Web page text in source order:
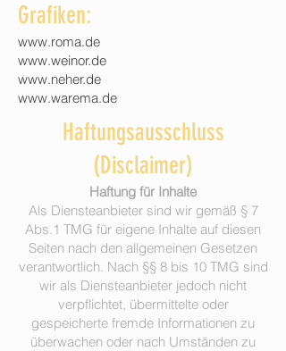
Grafiken:
www.roma.de
www.weinor.de
www.neher.de
www.warema.de
Haftungsausschluss
(Disclaimer)
Haftung für Inhalte
Als Diensteanbieter sind wir gemäß § 7
Abs.1 TMG für eigene Inhalte auf diesen
Seiten nach den allgemeinen Gesetzen
verantwortlich. Nach §§ 8 bis 10 TMG sind
wir als Diensteanbieter jedoch nicht
verpflichtet, übermittelte oder
gespeicherte fremde Informationen zu
überwachen oder nach Umständen zu